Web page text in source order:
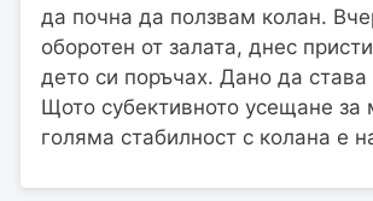
да почна да ползвам колан.
оборотен от залата, днес
дето си поръчах. Дано да
Щото субективното усещане за
голяма стабилност с колана е